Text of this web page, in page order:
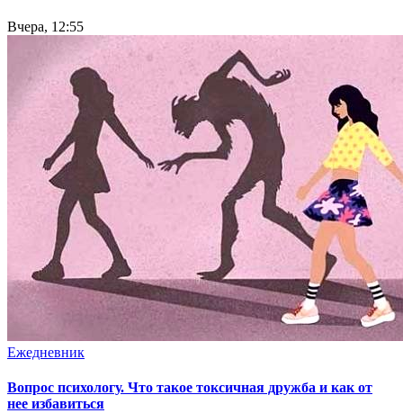
Вчера, 12:55
Ежедневник
Вопрос психологу. Что такое токсичная дружба и как от
нее избавиться